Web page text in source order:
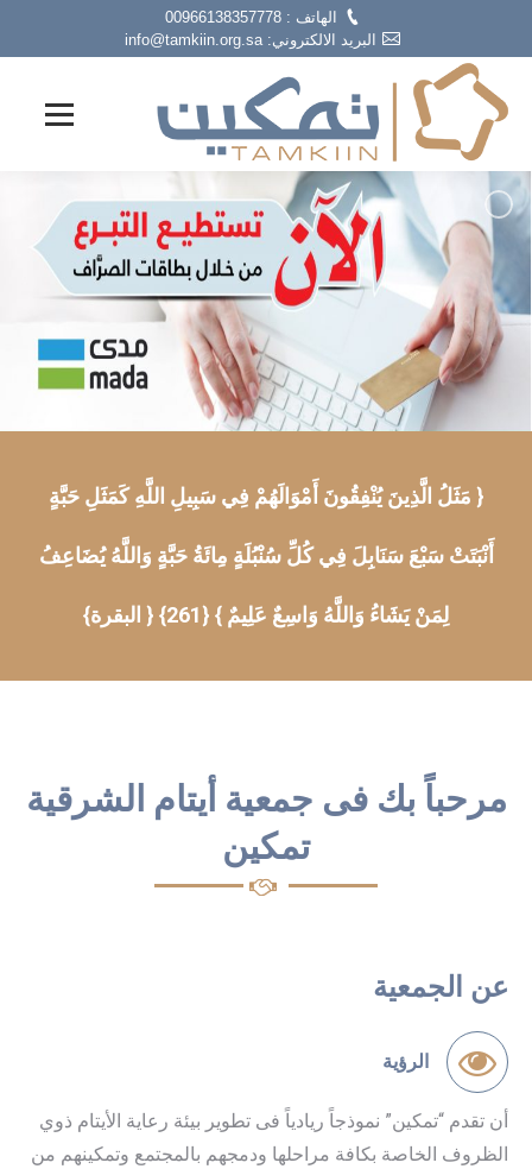
الهاتف : 00966138357778
البريد الالكتروني: info@tamkiin.org.sa
{ مَثَلُ الَّذِينَ يُنْفِقُونَ أَمْوَالَهُمْ فِي سَبِيلِ اللَّهِ كَمَثَلِ حَبَّةٍ
أَنْبَتَتْ سَبْعَ سَنَابِلَ فِي كُلِّ سُنْبُلَةٍ مِائَةُ حَبَّةٍ وَاللَّهُ يُضَاعِفُ
لِمَنْ يَشَاءُ وَاللَّهُ وَاسِعٌ عَلِيمٌ } {261} { البقرة}
مرحباً بك فى جمعية أيتام الشرقية
تمكين
عن الجمعية
الرؤية
أن تقدم “تمكين” نموذجاً ريادياً فى تطوير بيئة رعاية الأيتام ذوي
الظروف الخاصة بكافة مراحلها ودمجهم بالمجتمع وتمكينهم من